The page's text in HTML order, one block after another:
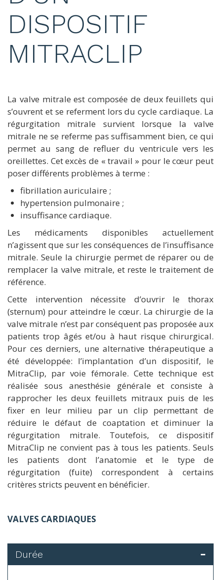
DISPOSITIF
MITRACLIP
La valve mitrale est composée de deux feuillets qui
s’ouvrent et se referment lors du cycle cardiaque. La
régurgitation mitrale survient lorsque la valve
mitrale ne se referme pas suffisamment bien, ce qui
permet au sang de refluer du ventricule vers les
oreillettes. Cet excès de « travail » pour le cœur peut
poser différents problèmes à terme :
fibrillation auriculaire ;
hypertension pulmonaire ;
insuffisance cardiaque.
Les médicaments disponibles actuellement
n’agissent que sur les conséquences de l’insuffisance
mitrale. Seule la chirurgie permet de réparer ou de
remplacer la valve mitrale, et reste le traitement de
référence.
Cette intervention nécessite d’ouvrir le thorax
(sternum) pour atteindre le cœur. La chirurgie de la
valve mitrale n’est par conséquent pas proposée aux
patients trop âgés et/ou à haut risque chirurgical.
Pour ces derniers, une alternative thérapeutique a
été développée: l’implantation d’un dispositif, le
MitraClip, par voie fémorale. Cette technique est
réalisée sous anesthésie générale et consiste à
rapprocher les deux feuillets mitraux puis de les
fixer en leur milieu par un clip permettant de
réduire le défaut de coaptation et diminuer la
régurgitation mitrale. Toutefois, ce dispositif
MitraClip ne convient pas à tous les patients. Seuls
les patients dont l’anatomie et le type de
régurgitation (fuite) correspondent à certains
critères stricts peuvent en bénéficier.
VALVES CARDIAQUES
Durée